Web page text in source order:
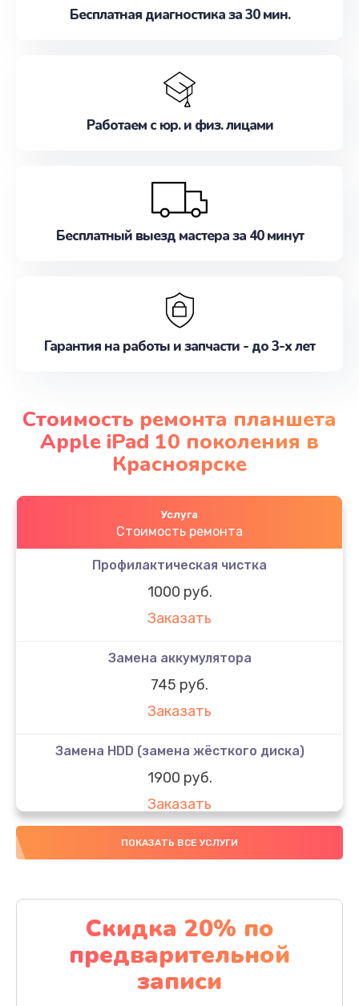
Бесплатная диагностика за 30 мин.
Работаем с юр. и физ. лицами
Бесплатный выезд мастера за 40 минут
Гарантия на работы и запчасти - до 3-х лет
Стоимость ремонта планшета
Apple iPad 10 поколения в
Красноярске
Услуга
Стоимость ремонта
Профилактическая чистка
1000 руб.
Заказать
Замена аккумулятора
745 руб.
Заказать
Замена HDD (замена жёсткого диска)
1900 руб.
Заказать
Замена кулера
Заказать
Замена процессора
1500 руб.
Заказать
ПОКАЗАТЬ ВСЕ УСЛУГИ
Скидка 20% по
предварительной
записи